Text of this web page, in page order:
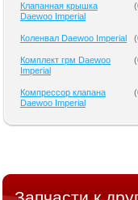
Клапанная крышка
Daewoo Imperial
(
Коленвал Daewoo Imperial (
Комплект грм Daewoo
Imperial
(
Компрессор клапана
Daewoo Imperial
(